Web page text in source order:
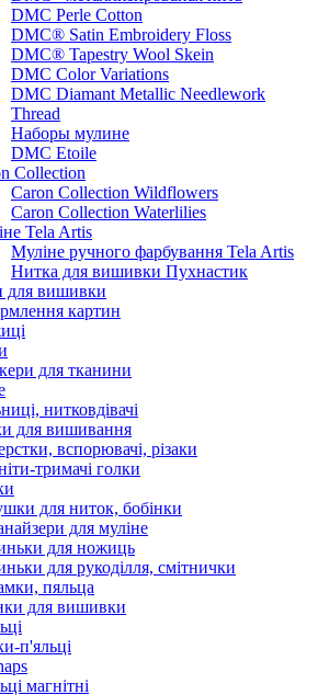
DMC Perle Cotton
DMC® Satin Embroidery Floss
DMC® Tapestry Wool Skein
DMC Color Variations
DMC Diamant Metallic Needlework
Thread
Наборы мулине
DMC Etoile
Collection
Caron Collection Wildflowers
Caron Collection Waterlilies
Tela Artis
Муліне ручного фарбування Tela Artis
Нитка для вишивки Пухнастик
для вишивки
картин
для тканини
нитковдівачі
для вишивання
вспорювачі, різаки
тримачі голки
для ниток, бобінки
для муліне
для ножиць
для рукоділля, смітнички
пяльца
для вишивки
п'яльці
магнітні